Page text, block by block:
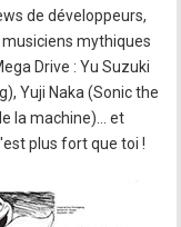
de développeurs,
mythiques
Drive : Yu Suzuki
Yuji Naka (Sonic the
la machine)… et
plus fort que toi !